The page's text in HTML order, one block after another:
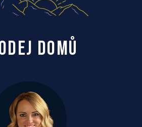
DOMŮ